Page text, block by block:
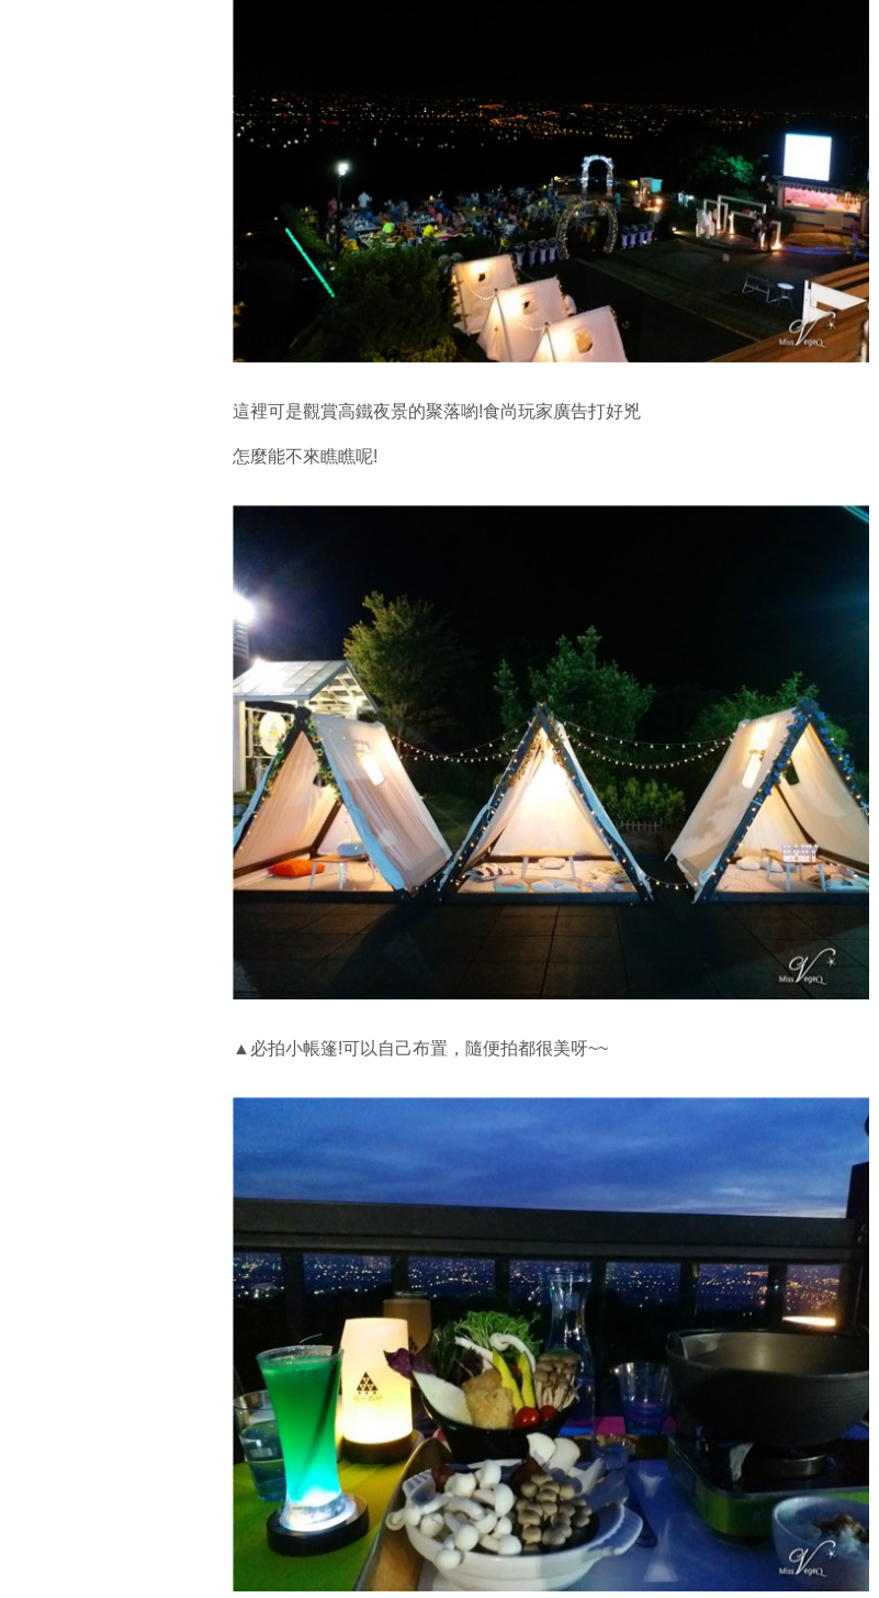
這裡可是觀賞高鐵夜景的聚落喲!食尚玩家廣告打好兇
怎麼能不來瞧瞧呢!
▲必拍小帳篷!可以自己布置，隨便拍都很美呀~~